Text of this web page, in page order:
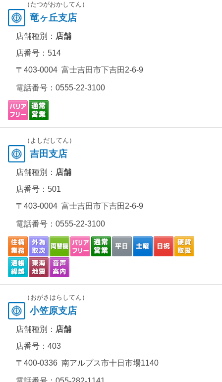
（たつがおかしてん）
竜ヶ丘支店
店舗種別： 店舗
店番号：514
〒403-0004 富士吉田市下吉田2-6-9
電話番号： 0555-22-3100
（よしだしてん）
吉田支店
店舗種別： 店舗
店番号：501
〒403-0004 富士吉田市下吉田2-6-9
電話番号： 0555-22-3100
（おがさはらしてん）
小笠原支店
店舗種別： 店舗
店番号：403
〒400-0336 南アルプス市十日市場1140